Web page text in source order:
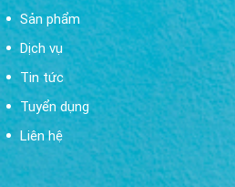
Sản phẩm
Dịch vụ
Tin tức
Tuyển dụng
Liên hệ